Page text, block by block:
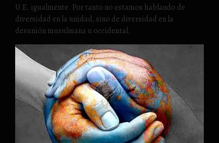
U.E. igualmente. Por tanto no estamos hablando de
diversidad en la unidad, sino de diversidad en la
desunión musulmana u occidental.